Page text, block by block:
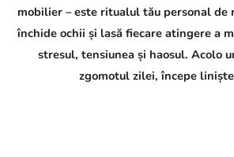
mobilier – este ritualul tău personal de
închide ochii și lasă fiecare atingere a
stresul, tensiunea și haosul. Acolo
zgomotul zilei, începe